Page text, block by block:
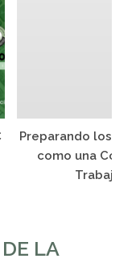
Preparando los
como una
LA